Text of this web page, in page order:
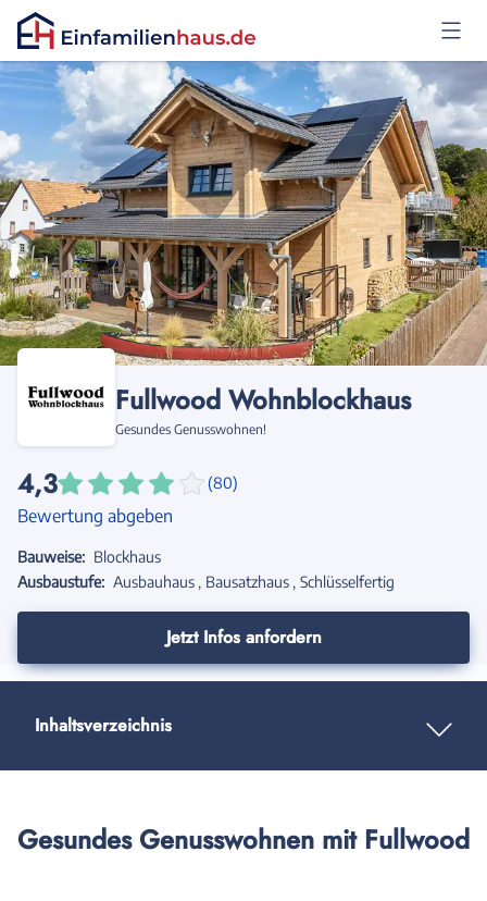
Anmelden
Fullwood Wohnblockhaus
Gesundes Genusswohnen!
4,3 (80)
Bewertung abgeben
Bauweise: Blockhaus
Ausbaustufe: Ausbauhaus Bausatzhaus Schlüsselfertig
Jetzt Infos anfordern
Inhaltsverzeichnis
Gesundes Genusswohnen mit Fullwood